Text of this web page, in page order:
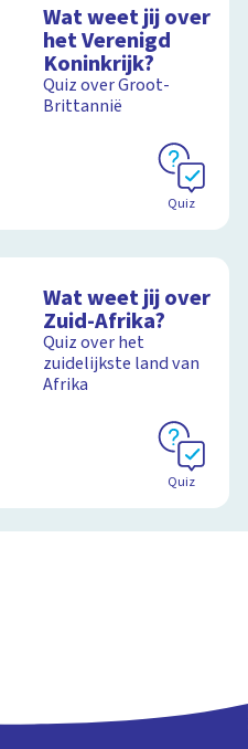
Wat weet jij over
het Verenigd
Koninkrijk?
Quiz over Groot-
Brittannië
Quiz
Wat weet jij over
Zuid-Afrika?
Quiz over het
zuidelijkste land van
Afrika
Quiz